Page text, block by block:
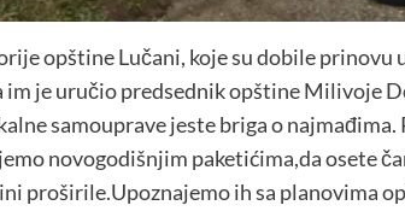
opštine Lučani, koje su dobile prinovu
im je uručio predsednik opštine Milivoje
samouprave jeste briga o
novogodišnjim paketićima,da osete
proširile.Upoznajemo ih sa planovima